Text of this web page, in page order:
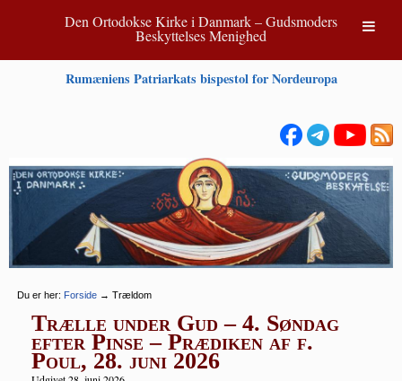
Den Ortodokse Kirke i Danmark – Gudsmoders
Beskyttelses Menighed
Rumæniens Patriarkats bispestol for Nordeuropa
Du er her: Forside → Trældom
Trælle under Gud – 4. Søndag
efter Pinse – Prædiken af f.
Poul, 28. juni 2026